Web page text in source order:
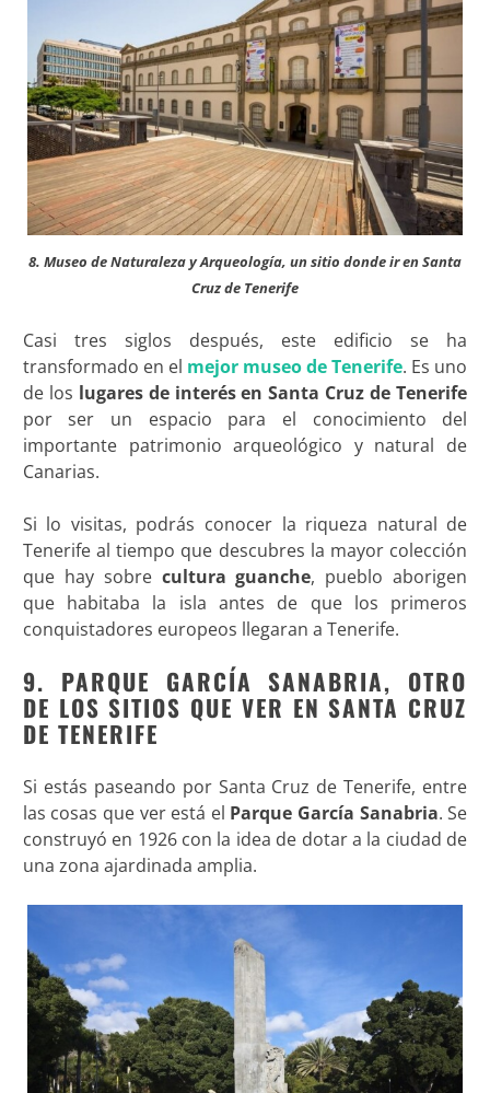
8. Museo de Naturaleza y Arqueología, un sitio donde ir en Santa
Cruz de Tenerife
Casi tres siglos después, este edificio se ha
transformado en el mejor museo de Tenerife. Es uno
de los lugares de interés en Santa Cruz de Tenerife
por ser un espacio para el conocimiento del
importante patrimonio arqueológico y natural de
Canarias.
Si lo visitas, podrás conocer la riqueza natural de
Tenerife al tiempo que descubres la mayor colección
que hay sobre cultura guanche, pueblo aborigen
que habitaba la isla antes de que los primeros
conquistadores europeos llegaran a Tenerife.
9. PARQUE GARCÍA SANABRIA, OTRO
DE LOS SITIOS QUE VER EN SANTA CRUZ
DE TENERIFE
Si estás paseando por Santa Cruz de Tenerife, entre
las cosas que ver está el Parque García Sanabria. Se
construyó en 1926 con la idea de dotar a la ciudad de
una zona ajardinada amplia.